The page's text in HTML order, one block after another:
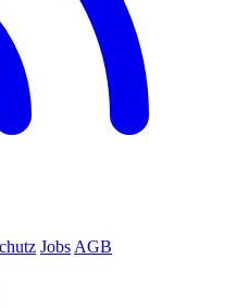
JobsAGB